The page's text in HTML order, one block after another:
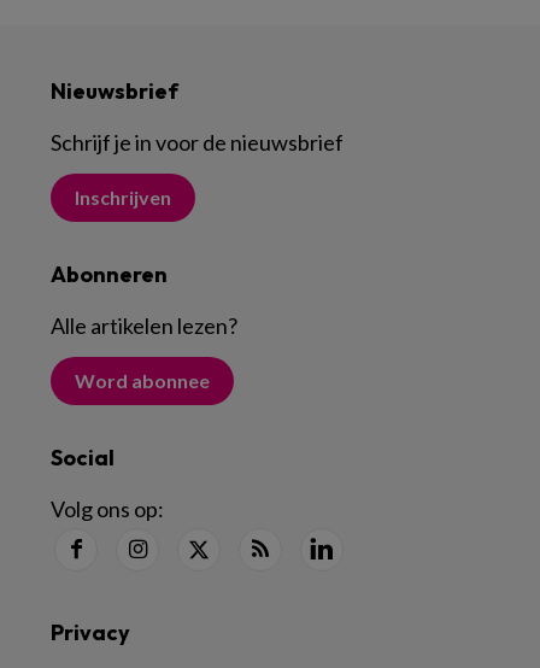
Nieuwsbrief
Schrijf je in voor de nieuwsbrief
Inschrijven
Abonneren
Alle artikelen lezen?
Word abonnee
Social
Volg ons op:
Privacy